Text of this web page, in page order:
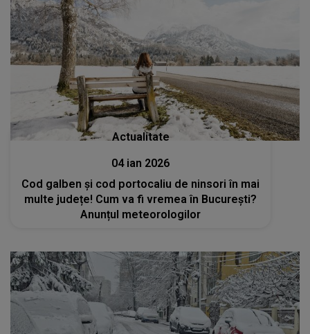
Actualitate
04 ian 2026
Cod galben și cod portocaliu de ninsori în mai
multe județe! Cum va fi vremea în București?
Anunțul meteorologilor